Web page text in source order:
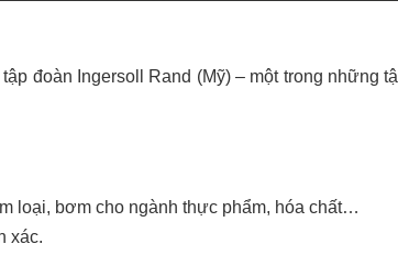
đoàn Ingersoll Rand (Mỹ) – một trong
loại, bơm cho ngành thực phẩm, hóa chất…
xác.